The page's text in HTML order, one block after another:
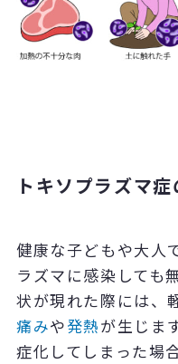
トキソプラズマ
健康な子どもや大人
ラズマに感染しても
状が現れた際には、
痛みや発熱が生じま
症化してしまった場